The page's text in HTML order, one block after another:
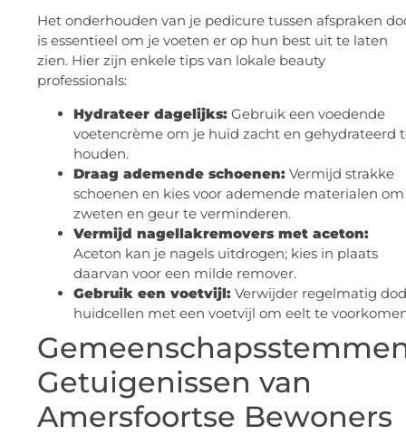
Het onderhouden van je pedicure tussen afspraken
is essentieel om je voeten er op hun best uit te laten
zien. Hier zijn enkele tips van lokale beauty
professionals:
Hydrateer dagelijks: Gebruik een voedende
voetencrème om je huid zacht en gehydrateerd
houden.
Draag ademende schoenen: Vermijd strakke
schoenen en kies voor ademende materialen om
zweten en geur te verminderen.
Vermijd nagellakremovers met aceton:
Aceton kan je nagels uitdrogen; kies in plaats
daarvan voor een milde remover.
Gebruik een voetvijl: Verwijder regelmatig
huidcellen met een voetvijl om eelt te
Getuigenissen van
Amersfoortse Bewoners